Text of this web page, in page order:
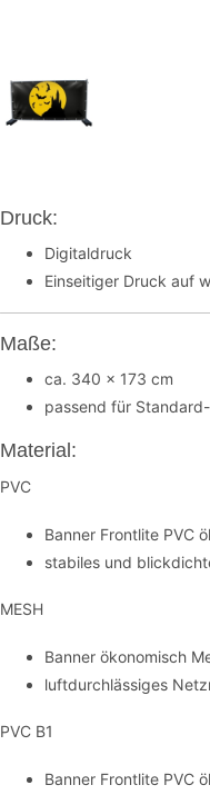
Druck:
Digitaldruck
Einseitiger Druck auf
Maße:
ca. 340 x 173 cm
passend für
Material:
PVC
Banner Frontlite PVC
stabiles und
MESH
Banner ökonomisch
luftdurchlässiges
PVC B1
Banner Frontlite PVC